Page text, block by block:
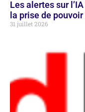
Les alertes sur
la prise de
31 juillet 2026